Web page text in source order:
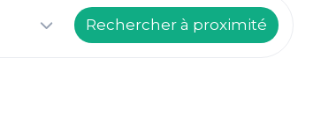
Rechercher à proximité